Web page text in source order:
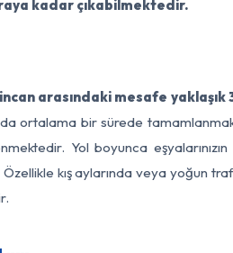
kadar çıkabilmektedir.
arasındaki mesafe
ortalama bir sürede
Yol boyunca
kış aylarında veya yoğun